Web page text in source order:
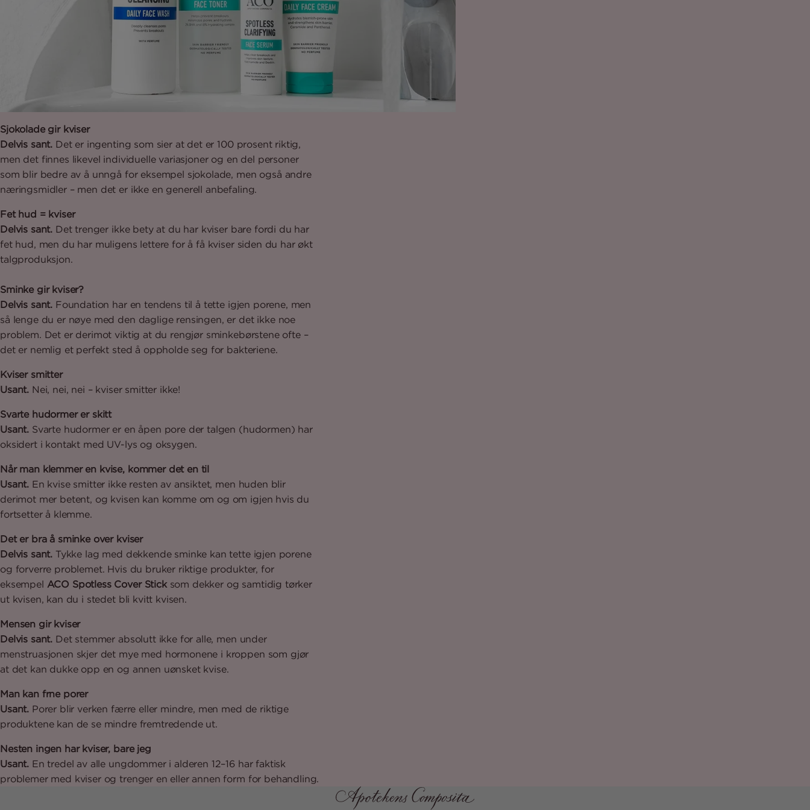
Sjokolade gir kviser
Delvis sant. Det er ingenting som sier at det er 100 prosent riktig,
men det finnes likevel individuelle variasjoner og en del personer
som blir bedre av å unngå for eksempel sjokolade, men også andre
næringsmidler – men det er ikke en generell anbefaling.
Fet hud = kviser
Delvis sant. Det trenger ikke bety at du har kviser bare fordi du har
fet hud, men du har muligens lettere for å få kviser siden du har økt
talgproduksjon.
Sminke gir kviser?
Delvis sant. Foundation har en tendens til å tette igjen porene, men
så lenge du er nøye med den daglige rensingen, er det ikke noe
problem. Det er derimot viktig at du rengjør sminkebørstene ofte –
det er nemlig et perfekt sted å oppholde seg for bakteriene.
Kviser smitter
Usant. Nei, nei, nei – kviser smitter ikke!
Svarte hudormer er skitt
Usant. Svarte hudormer er en åpen pore der talgen (hudormen) har
oksidert i kontakt med UV-lys og oksygen.
Når man klemmer en kvise, kommer det en til
Usant. En kvise smitter ikke resten av ansiktet, men huden blir
derimot mer betent, og kvisen kan komme om og om igjen hvis du
fortsetter å klemme.
Det er bra å sminke over kviser
Delvis sant. Tykke lag med dekkende sminke kan tette igjen porene
og forverre problemet. Hvis du bruker riktige produkter, for
eksempel ACO Spotless Cover Sticksom dekker og samtidig tørker
ut kvisen, kan du i stedet bli kvitt kvisen.
Mensen gir kviser
Delvis sant. Det stemmer absolutt ikke for alle, men under
menstruasjonen skjer det mye med hormonene i kroppen som gjør
at det kan dukke opp en og annen uønsket kvise.
Man kan frne porer
Usant. Porer blir verken færre eller mindre, men med de riktige
produktene kan de se mindre fremtredende ut.
Nesten ingen har kviser, bare jeg
Usant. En tredel av alle ungdommer i alderen 12–16 har faktisk
problemer med kviser og trenger en eller annen form for behandling.